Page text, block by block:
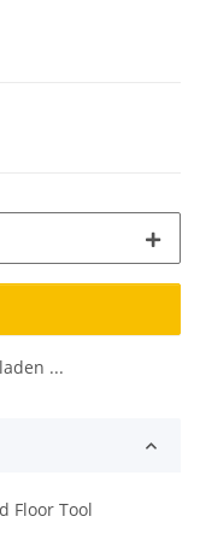
...
Floor Tool